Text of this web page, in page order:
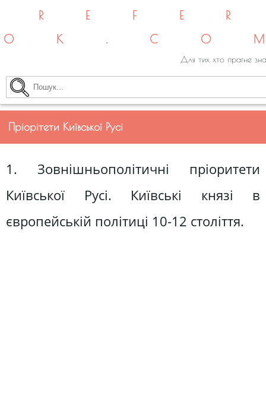
Для тих хто прагне
Пріорітети Київської Русі
1. Зовнішньополітичні пріоритети
Київської Русі. Київські князі в
європейській політиці 10-12 століття.